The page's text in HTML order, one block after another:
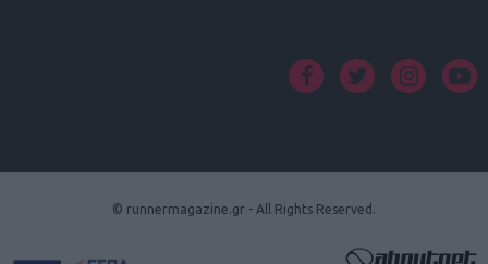
© runnermagazine.gr - All Rights Reserved.